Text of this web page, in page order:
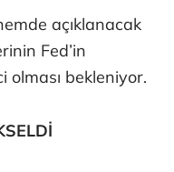
açıklanacak
Fed’in
olması bekleniyor.